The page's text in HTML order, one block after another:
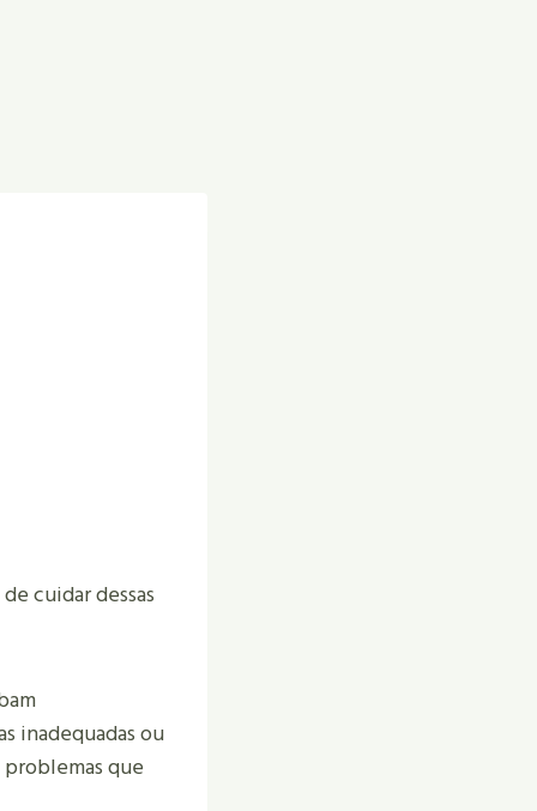
cuidar dessas
inadequadas ou
que